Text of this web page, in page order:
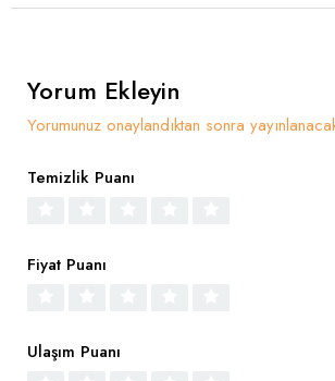
Yorum Ekleyin
Yorumunuz onaylandıktan sonra
Temizlik Puanı
Fiyat Puanı
Ulaşım Puanı